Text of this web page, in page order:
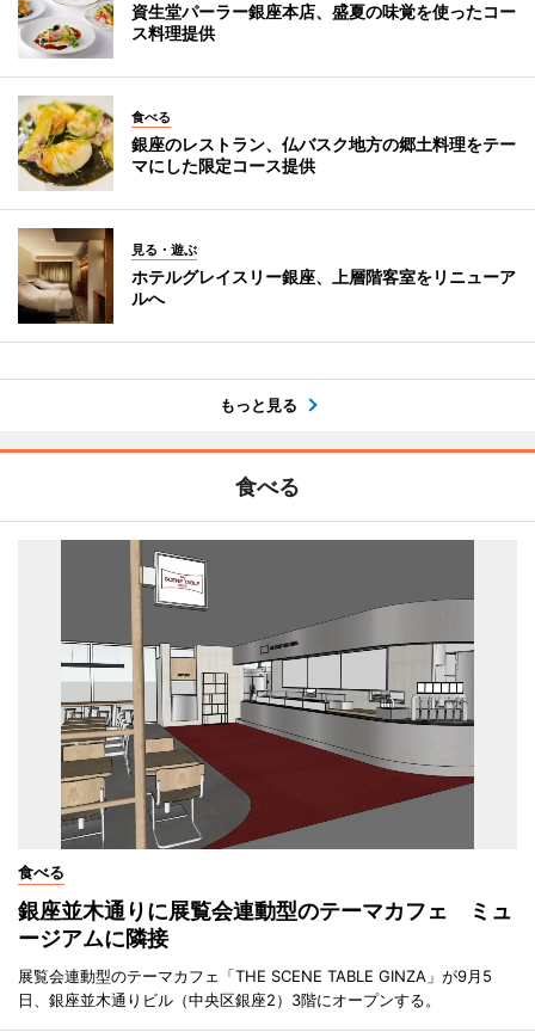
資生堂パーラー銀座本店、盛夏の味覚を使ったコー
ス料理提供
食べる
銀座のレストラン、仏バスク地方の郷土料理をテー
マにした限定コース提供
見る・遊ぶ
ホテルグレイスリー銀座、上層階客室をリニューア
ルへ
もっと見る
食べる
食べる
銀座並木通りに展覧会連動型のテーマカフェ ミュ
ージアムに隣接
展覧会連動型のテーマカフェ「THE SCENE TABLE GINZA」が9月5
日、銀座並木通りビル（中央区銀座2）3階にオープンする。